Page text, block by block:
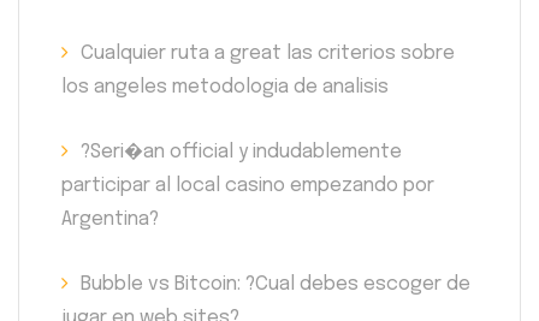
Cualquier ruta a great las criterios sobre
los angeles metodologia de analisis
?Seri�an official y indudablemente
participar al local casino empezando por
Argentina?
Bubble vs Bitcoin: ?Cual debes escoger de